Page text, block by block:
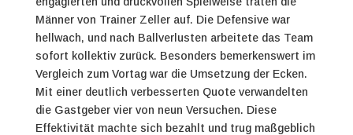
Männer von Trainer Zeller auf. Die Defensive war
hellwach, und nach Ballverlusten arbeitete das Team
sofort kollektiv zurück. Besonders bemerkenswert im
Vergleich zum Vortag war die Umsetzung der Ecken.
Mit einer deutlich verbesserten Quote verwandelten
die Gastgeber vier von neun Versuchen. Diese
Effektivität machte sich bezahlt und trug maßgeblich